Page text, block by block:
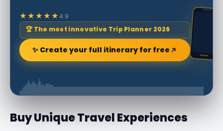
★★★★★4.9
🏆 The most innovative Trip Planner 2026
✨ Create your full itinerary for free
Buy Unique Travel Experiences